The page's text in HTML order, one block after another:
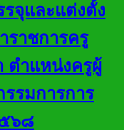
จุและแต่งตั้ง
ราชการครู
ตำแหน่งครูผู้
รมการการ
๖๘